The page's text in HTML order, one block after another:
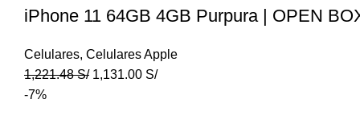
iPhone 11 64GB 4GB Purpura | OPEN
Celulares, Celulares Apple
1,221.48S/ 1,131.00 S/
-7%